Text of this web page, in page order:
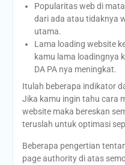
Popularitas web di
dari ada atau tidaknya
utama.
Lama loading website
kamu lama loadingnya
DA PA nya meningkat.
Itulah beberapa indikator
Jika kamu ingin tahu cara
website maka bereskan
teruslah untuk optimasi
Beberapa pengertian
page authority di atas